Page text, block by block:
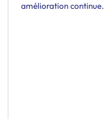
amélioration continue.